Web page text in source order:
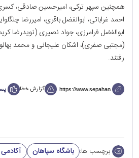
همچنین سپهر ترکی، امیرحسین صادقی،
احمد غراباتی، ابوالفضل باقری، امیررضا
ابوالفضل فرامرزی، جواد نصیری (نویدرضا
(مجتبی صفری)، اشکان علیجانی و محمد
رفتند.
گزارش خطا
برچسب ها: باشگاه سپاهان